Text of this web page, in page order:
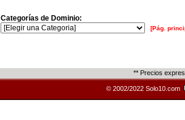
Categorías de Dominio:
[Pág.
** Precios
© 2002/2022 Solo10.com